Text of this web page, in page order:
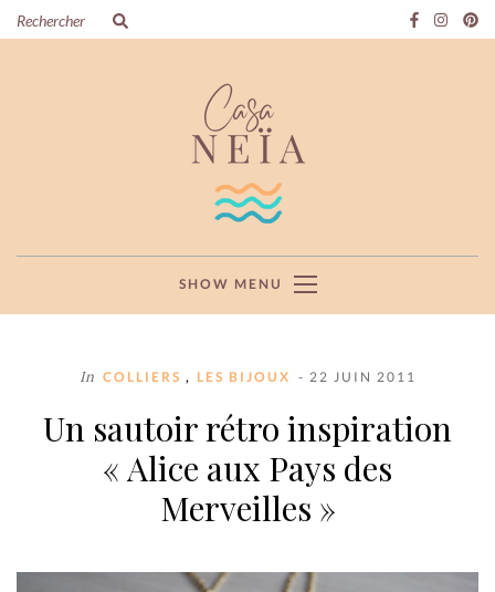
SHOW MENU
In COLLIERS , LES BIJOUX - 22 JUIN 2011
Un sautoir rétro inspiration
« Alice aux Pays des
Merveilles »